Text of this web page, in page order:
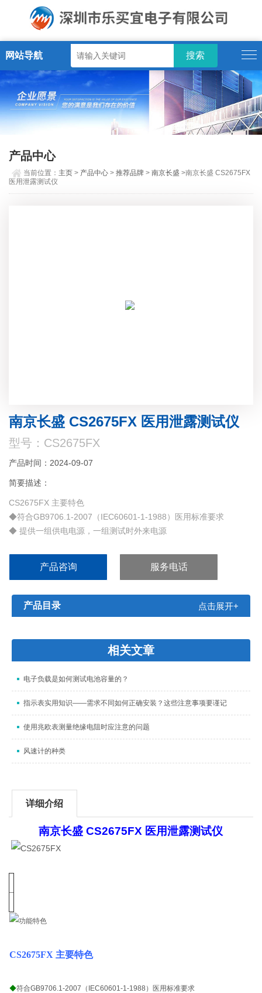
网站导航
产品中心
当前位置： 主页 > 产品中心 >推荐品牌 >南京长盛 >南京长盛 CS2675FX
医用泄露测试仪
南京长盛 CS2675FX 医用泄露测试仪
型号：CS2675FX
产品时间：2024-09-07
简要描述：
CS2675FX 主要特色
◆符合GB9706.1-2007（IEC60601-1-1988）医用标准要求
◆ 提供一组供电电源，一组测试时外来电源
产品咨询 服务电话
产品目录 点击展开+
相关文章
电子负载是如何测试电池容量的？
指示表实用知识——需求不同如何正确安装？这些注意事项要谨记
使用兆欧表测量绝缘电阻时应注意的问题
风速计的种类
详细介绍
南京长盛 CS2675FX 医用泄露测试仪
CS2675FX 主要特色
◆符合GB9706.1-2007（IEC60601-1-1988）医用标准要求